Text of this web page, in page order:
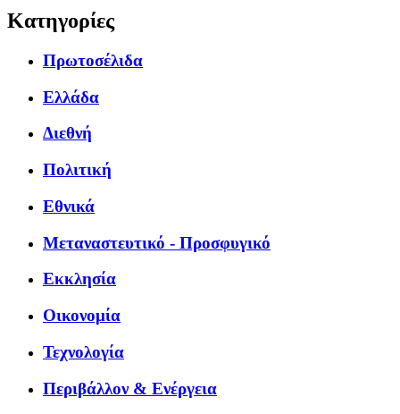
Κατηγορίες
Πρωτοσέλιδα
Ελλάδα
Διεθνή
Πολιτική
Εθνικά
Μεταναστευτικό - Προσφυγικό
Εκκλησία
Οικονομία
Τεχνολογία
Περιβάλλον & Ενέργεια